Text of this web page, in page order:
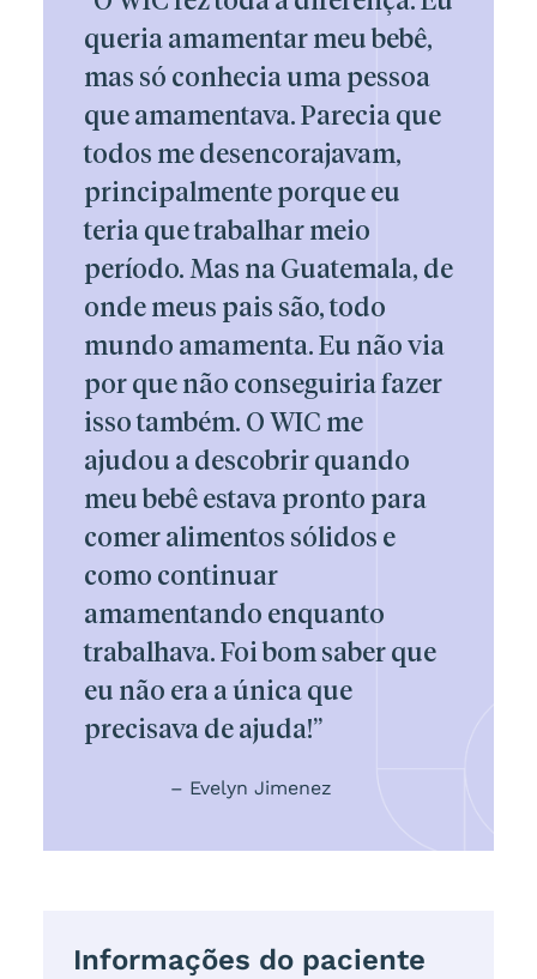
queria amamentar meu bebê,
mas só conhecia uma pessoa
que amamentava. Parecia que
todos me desencorajavam,
principalmente porque eu
teria que trabalhar meio
período. Mas na Guatemala, de
onde meus pais são, todo
mundo amamenta. Eu não via
por que não conseguiria fazer
isso também. O WIC me
ajudou a descobrir quando
meu bebê estava pronto para
comer alimentos sólidos e
como continuar
amamentando enquanto
trabalhava. Foi bom saber que
eu não era a única que
precisava de ajuda!”
– Evelyn Jimenez
Informações do paciente